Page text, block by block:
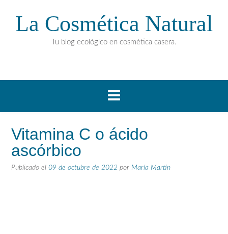
La Cosmética Natural
Tu blog ecológico en cosmética casera.
Vitamina C o ácido
ascórbico
Publicado el 09 de octubre de 2022 por María Martín